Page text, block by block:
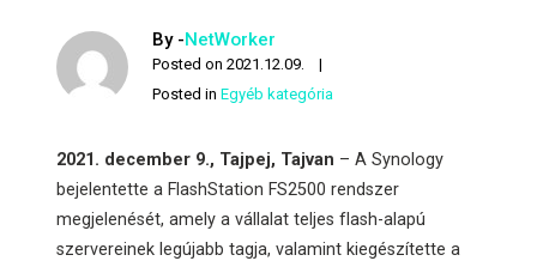
By -NetWorker
Posted on2021.12.09.
Posted inEgyéb kategória
2021. december 9., Tajpej, Tajvan – A Synology
bejelentette a FlashStation FS2500 rendszer
megjelenését, amely a vállalat teljes flash-alapú
szervereinek legújabb tagja, valamint kiegészítette a